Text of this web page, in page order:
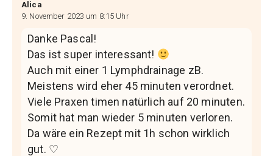
Alica
9. November 2023 um 8:15 Uhr
Danke Pascal!
Das ist super interessant!
Auch mit einer 1 Lymphdrainage zB.
Meistens wird eher 45 minuten verordnet.
Viele Praxen timen natürlich auf 20 minuten.
Somit hat man wieder 5 minuten verloren.
Da wäre ein Rezept mit 1h schon wirklich
gut. ♡